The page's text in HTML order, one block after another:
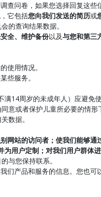
查问卷，如果您选择回复这些
，它包括您向我们发送的简历或
的查询结果数据。
全、维护备份以及与您和第三
使用情况。
些服务。
14周岁的未成年人）应避免
意或者保护儿童所必要的情
数据。
网站的访问者；使我们能够
用户定制；对我们用户群体
与您保持联系。
们产品和服务的信息。您也